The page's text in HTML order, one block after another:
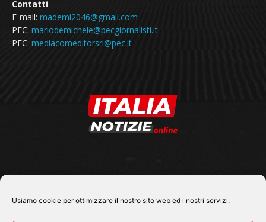
Usiamo cookie per ottimizzare il nostro sito web ed i nostri servizi.
Contatti
E-mail: mademi2046@gmail.com
PEC: mariodemichele@pecgiornalisti.it
PEC: mediacomeditorsrl@pec.it
SEGUICI SU